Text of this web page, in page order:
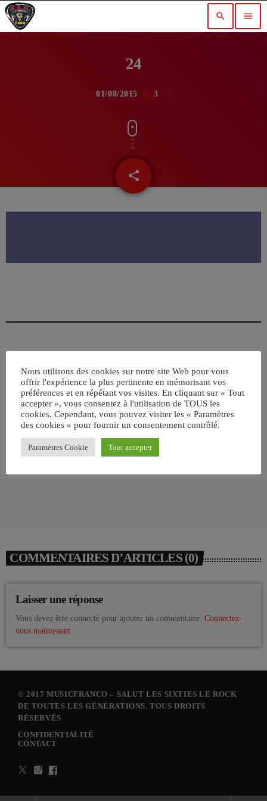
search menu
24
01/08/2015 3
share
email
email
RATE IT
COMMENTAIRES D’ARTICLES (0)
Laisser une réponse
Vous devez être connecté pour ajouter un commentaire. Connectez-
vous maintenant
© 2017 MUSICFRANCO – SALUT LES SIXTIES LE ROCK
DE TOUTES LES GÉNÉRATIONS. TOUS DROITS
RÉSERVÉS
CONFIDENTIALITÉ
CONTACT
Nous utilisons des cookies sur notre site Web pour vous
offrir l'expérience la plus pertinente en mémorisant vos
préférences et en répétant vos visites. En cliquant sur « Tout
accepter », vous consentez à l'utilisation de TOUS les
cookies. Cependant, vous pouvez visiter les « Paramètres
des cookies » pour fournir un consentement contrôlé.
Paramètres Cookie Tout accepter